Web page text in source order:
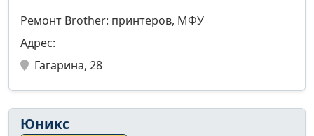
Ремонт Brother: принтеров, МФУ
Адрес:
Гагарина, 28
Юникс